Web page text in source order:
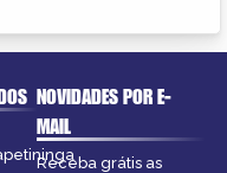
NOVIDADES POR E-
MAIL
Receba grátis as